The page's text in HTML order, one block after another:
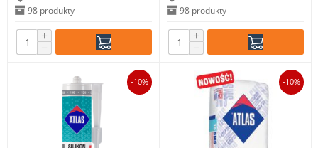
98 produkty
+
−
98 produkty
+
−
-10% -10%